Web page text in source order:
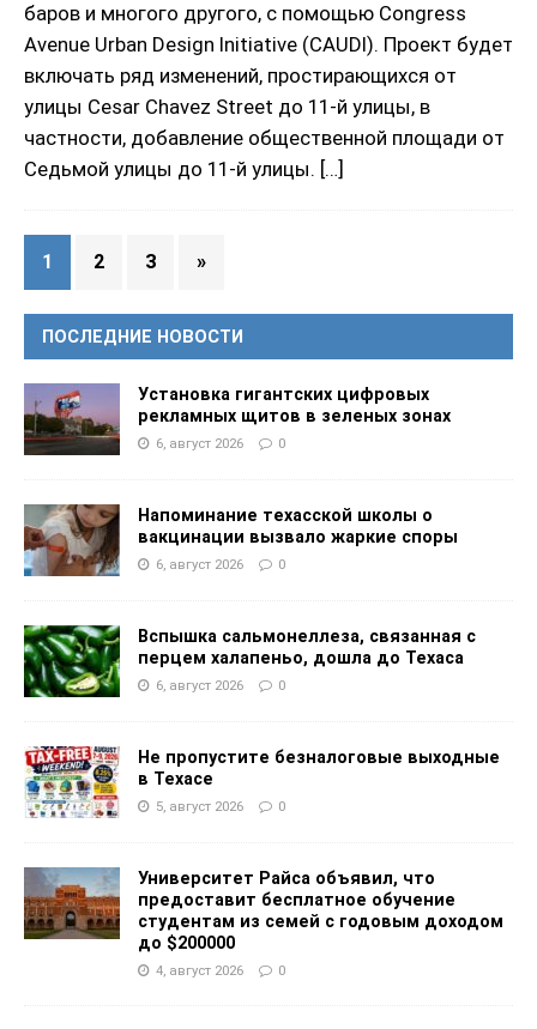
баров и многого другого, с помощью Congress
Avenue Urban Design Initiative (CAUDI). Проект будет
включать ряд изменений, простирающихся от
улицы Cesar Chavez Street до 11-й улицы, в
частности, добавление общественной площади от
Седьмой улицы до 11-й улицы. […]
1 2 3 »
ПОСЛЕДНИЕ НОВОСТИ
Установка гигантских цифровых
рекламных щитов в зеленых зонах
6, август 2026 0
Напоминание техасской школы о
вакцинации вызвало жаркие споры
6, август 2026 0
Вспышка сальмонеллеза, связанная с
перцем халапеньо, дошла до Техаса
6, август 2026 0
Не пропустите безналоговые выходные
в Техасе
5, август 2026 0
Университет Райса объявил, что
предоставит бесплатное обучение
студентам из семей с годовым доходом
до $200000
4, август 2026 0